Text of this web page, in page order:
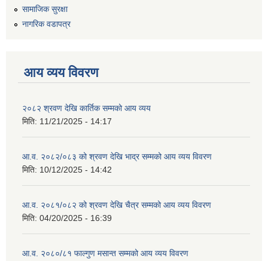
सामाजिक सुरक्षा
नागरिक वडापत्र
आय व्यय विवरण
२०८२ श्रवण देखि कार्तिक सम्मको आय व्यय
मिति: 11/21/2025 - 14:17
आ.व. २०८२/०८३ को श्रवण देखि भाद्र सम्मको आय व्यय विवरण
मिति: 10/12/2025 - 14:42
आ.व. २०८१/०८२ को श्रवण देखि चैत्र सम्मको आय व्यय विवरण
मिति: 04/20/2025 - 16:39
आ.व. २०८०/८१ फाल्गुण मसान्त सम्मको आय व्यय विवरण